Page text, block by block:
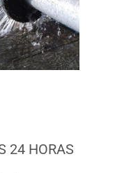
24 HORAS